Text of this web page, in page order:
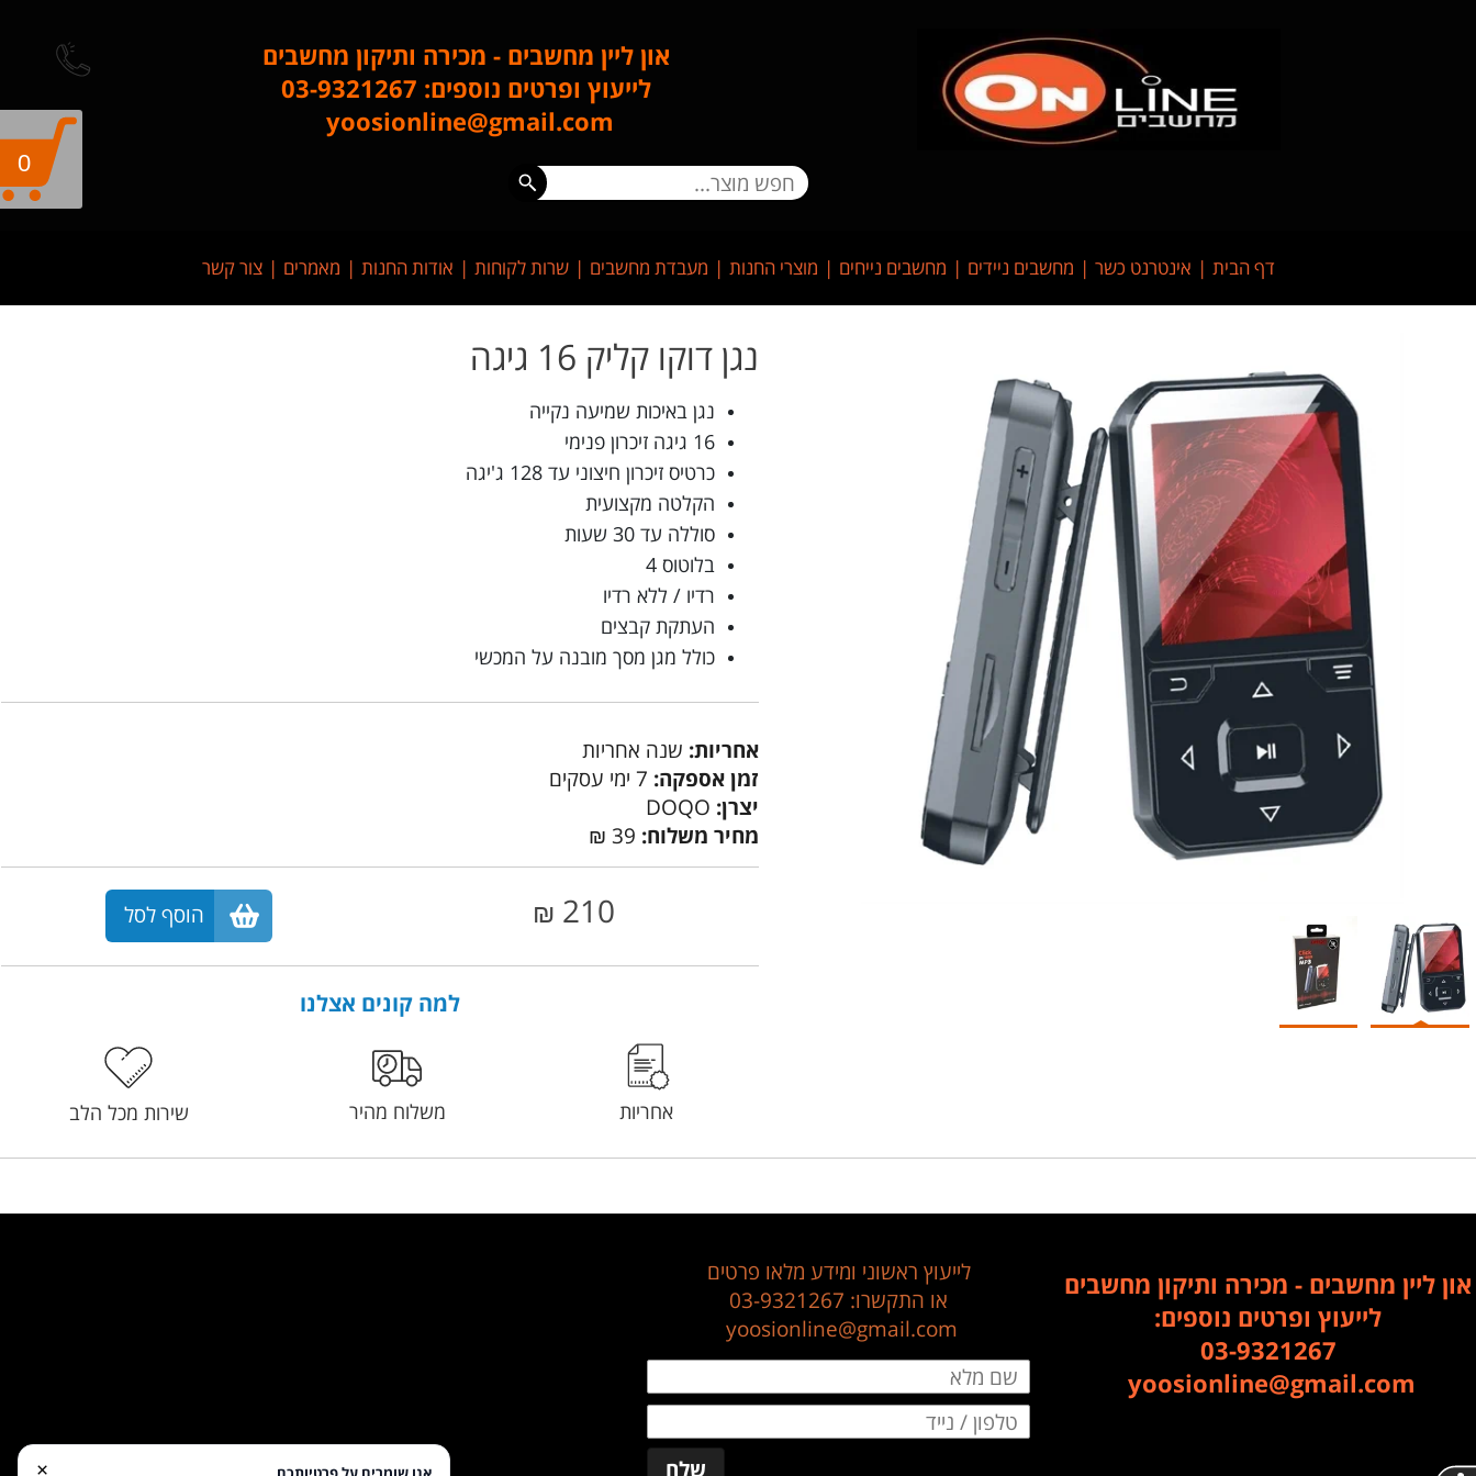
און ליין מחשבים - מכירה ותיקון מחשבים
לייעוץ ופרטים נוספים: 03-9321267
​​​​​​​yoosionline@gmail.com
דף הבית אינטרנט כשר מחשבים ניידים מחשבים נייחים מוצרי החנות מעבדת מחשבים שרות לקוחות אודות החנות מאמרים צור קשר
נגן דוקו קליק 16 גיגה
נגן באיכות שמיעה נקייה
16 גיגה זיכרון פנימי
כרטיס זיכרון חיצוני עד 128 ג'יגה
הקלטה מקצועית
סוללה עד 30 שעות
בלוטוס 4
רדיו / ללא רדיו
העתקת קבצים
כולל מגן מסך מובנה על המכשי
אחריות: שנה אחריות
זמן אספקה: 7 ימי עסקים
יצרן: DOQO
מחיר משלוח: 39 ₪
210
₪ הוסף לסל
למה קונים אצלנו
אחריות משלוח מהיר שירות מכל הלב
און ליין מחשבים - מכירה ותיקון מחשבים
לייעוץ ופרטים נוספים:
03-9321267
​​​​​​​yoosionline@gmail.com
לייעוץ ראשוני ומידע מלאו פרטים
או התקשרו: 03-9321267
​​​​​​​yoosionline@gmail.com
שלח
0
×